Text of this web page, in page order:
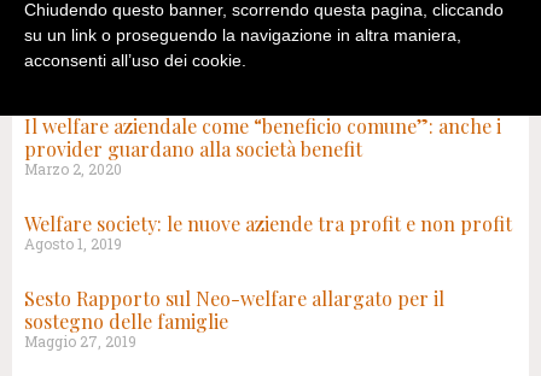
Il welfare aziendale come “beneficio comune”: anche i
provider guardano alla società benefit
Marzo 2, 2020
Welfare society: le nuove aziende tra profit e non profit
Agosto 1, 2019
Sesto Rapporto sul Neo-welfare allargato per il
sostegno delle famiglie
Maggio 27, 2019
Chiudendo questo banner, scorrendo questa pagina, cliccando
su un link o proseguendo la navigazione in altra maniera,
acconsenti all’uso dei cookie.